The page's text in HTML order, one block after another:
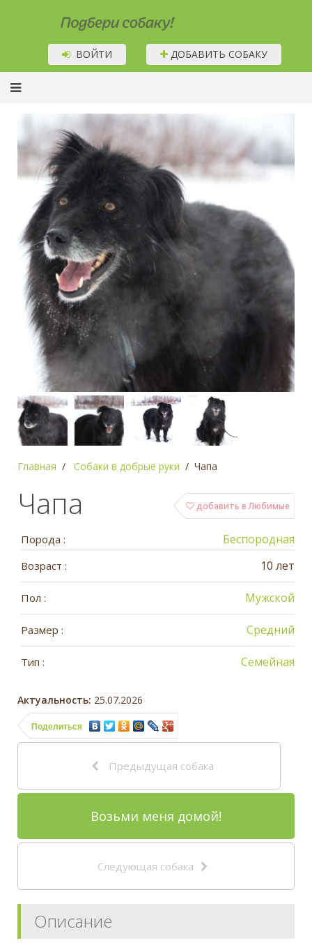
Подбери собаку!
ВОЙТИ ДОБАВИТЬ СОБАКУ
Главная Собаки в добрые руки Чапа
добавить в Любимые
Чапа
Порода : Беспородная
Возраст : 10 лет
Пол : Мужской
Размер : Средний
Тип : Семейная
Актуальность: 25.07.2026
Поделиться
Предыдущая собака
Возьми меня домой!
Следующая собака
Описание